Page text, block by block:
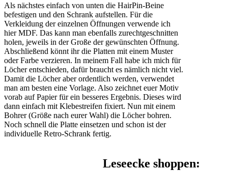
Als nächstes einfach von unten die HairPin-Beine
befestigen und den Schrank aufstellen. Für die
Verkleidung der einzelnen Öffnungen verwende ich
hier MDF. Das kann man ebenfalls zurechtgeschnitten
holen, jeweils in der Große der gewünschten Öffnung.
Abschließend könnt ihr die Platten mit einem Muster
oder Farbe verzieren. In meinem Fall habe ich mich für
Löcher entschieden, dafür braucht es nämlich nicht viel.
Damit die Löcher aber ordentlich werden, verwendet
man am besten eine Vorlage. Also zeichnet euer Motiv
vorab auf Papier für ein besseres Ergebnis. Dieses wird
dann einfach mit Klebestreifen fixiert. Nun mit einem
Bohrer (Größe nach eurer Wahl) die Löcher bohren.
Noch schnell die Platte einsetzen und schon ist der
individuelle Retro-Schrank fertig.
Leseecke shoppen: